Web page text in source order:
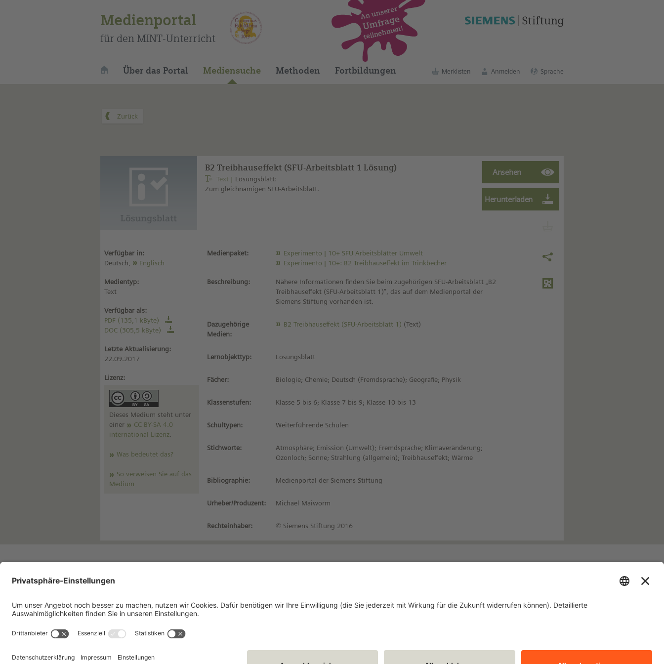
Medienportal
für den MINT-Unterricht
Über das Portal Mediensuche Methoden Fortbildungen Merklisten Anmelden Sprache
An unserer
Umfrage
teilnehmen!
B2 Treibhauseffekt (SFU-Arbeitsblatt 1 Lösung)
Text
Lösungsblatt:
Zum gleichnamigen SFU-Arbeitsblatt.
Verfügbar in:
Deutsch,
Englisch
Medientyp:
Text
Verfügbar als:
PDF (135,1 kByte)
DOC (305,5 kByte)
Letzte Aktualisierung:
22.09.2017
Lizenz:
Dieses Medium steht unter
einer
CC BY-SA 4.0
international Lizenz.
Was bedeutet das?
So verweisen Sie auf das
Medium
Medienpaket:
Experimento | 10+ SFU Arbeitsblätter Umwelt
Experimento | 10+: B2 Treibhauseffekt im Trinkbecher
Beschreibung:
Nähere Informationen finden Sie beim zugehörigen SFU-Arbeitsblatt „B2
Treibhauseffekt (SFU-Arbeitsblatt 1)“, das auf dem Medienportal der
Siemens Stiftung vorhanden ist.
Dazugehörige
Medien:
B2 Treibhauseffekt (SFU-Arbeitsblatt 1) (Text)
Lernobjekttyp: Lösungsblatt
Fächer: Biologie; Chemie; Deutsch (Fremdsprache); Geografie; Physik
Klassenstufen: Klasse 5 bis 6; Klasse 7 bis 9; Klasse 10 bis 13
Schultypen: Weiterführende Schulen
Stichworte:
Atmosphäre; Emission (Umwelt); Fremdsprache; Klimaveränderung;
Ozonloch; Sonne; Strahlung (allgemein); Treibhauseffekt; Wärme
Bibliographie: Medienportal der Siemens Stiftung
Urheber/Produzent: Michael Maiworm
Rechteinhaber: © Siemens Stiftung 2016
Dieses Medium finden Sie auf unserem spanischen Bildungsportal
Impressum
Kontakt Nutzungsbedingungen